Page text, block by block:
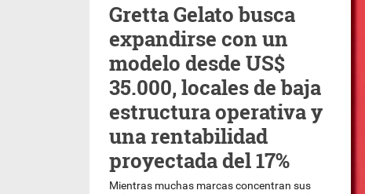
Gretta Gelato busca
expandirse con un
modelo desde US$
35.000, locales de baja
estructura operativa y
una rentabilidad
proyectada del 17%
Mientras muchas marcas concentran sus